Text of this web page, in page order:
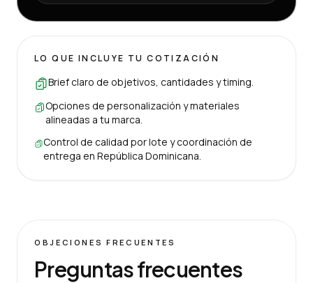
LO QUE INCLUYE TU COTIZACIÓN
Brief claro de objetivos, cantidades y timing.
Opciones de personalización y materiales
alineadas a tu marca.
Control de calidad por lote y coordinación de
entrega en República Dominicana.
OBJECIONES FRECUENTES
Preguntas frecuentes